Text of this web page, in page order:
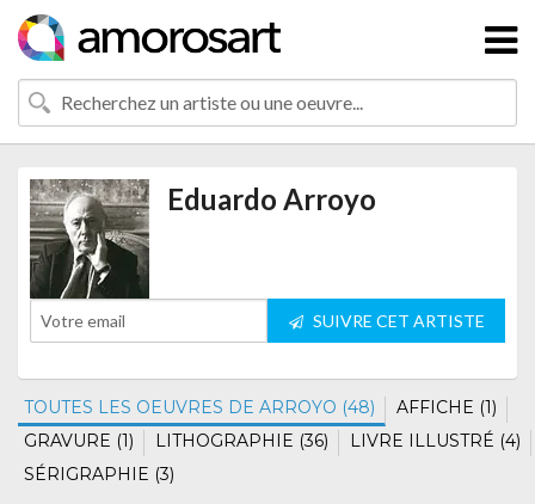
Eduardo Arroyo
SUIVRE CET ARTISTE
TOUTES LES OEUVRES DE ARROYO (48)
AFFICHE (1)
GRAVURE (1)
LITHOGRAPHIE (36)
LIVRE ILLUSTRÉ (4)
SÉRIGRAPHIE (3)